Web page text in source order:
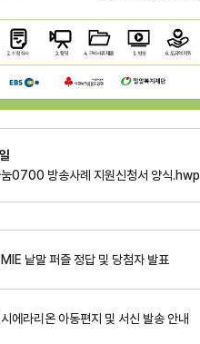
0700 방송사례 지원신청서 양식.hwp
낱말 퍼즐 정답 및 당첨자 발표
에라리온 아동편지 및 서신 발송 안내